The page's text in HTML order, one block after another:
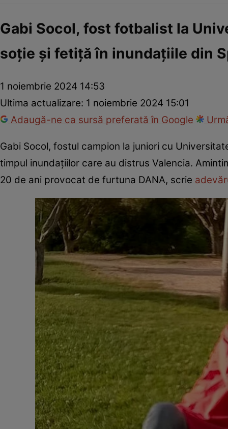
Gabi Socol, fost fotbalist la
soție și fetiță în inundațiile din
1 noiembrie 2024 14:53
Ultima actualizare: 1 noiembrie 2024 15:01
Adaugă-ne ca sursă preferată în Google
Gabi Socol, fostul campion la juniori cu
timpul inundațiilor care au distrus Valencia.
20 de ani provocat de furtuna DANA, scrie